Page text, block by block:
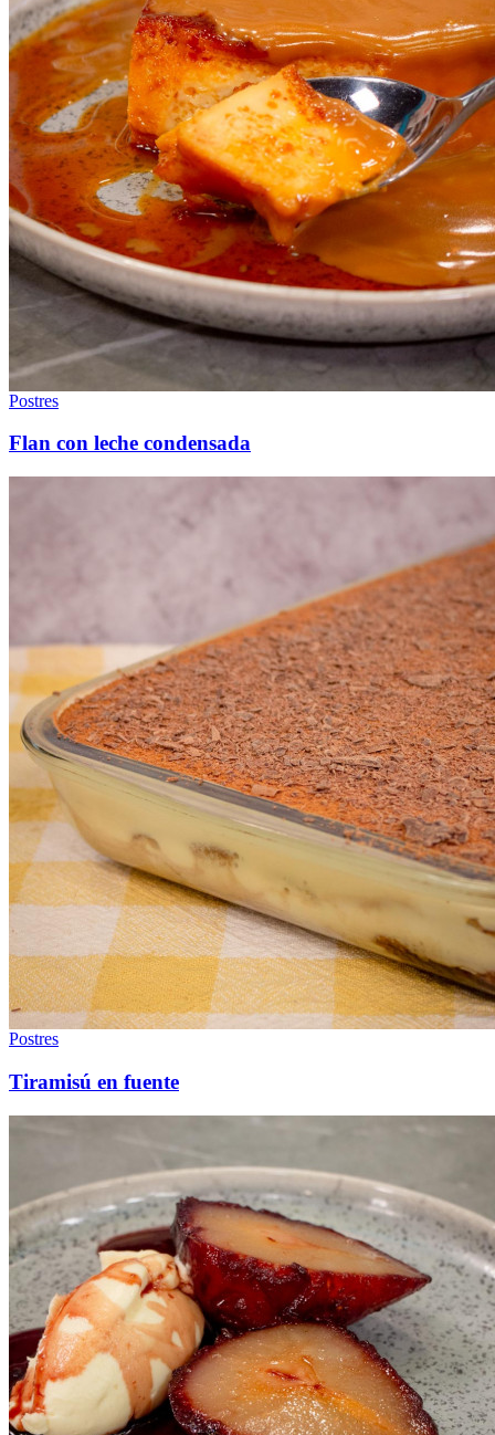
Postres
Flan con leche condensada
Postres
Tiramisú en fuente